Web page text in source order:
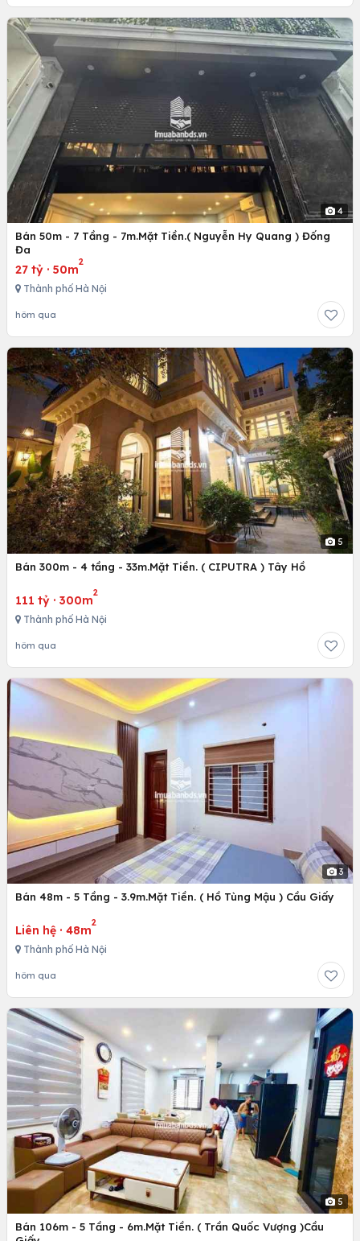
4
Bán 50m - 7 Tầng - 7m.Mặt Tiền.( Nguyễn Hy Quang ) Đống
Đa
27 tỷ · 50m
2
Thành phố Hà Nội
hôm qua
5
Bán 300m - 4 tầng - 33m.Mặt Tiền. ( CIPUTRA ) Tây Hồ
111 tỷ · 300m
2
Thành phố Hà Nội
hôm qua
3
Bán 48m - 5 Tầng - 3.9m.Mặt Tiền. ( Hồ Tùng Mậu ) Cầu Giấy
Liên hệ · 48m
2
Thành phố Hà Nội
hôm qua
5
Bán 106m - 5 Tầng - 6m.Mặt Tiền. ( Trần Quốc Vượng )Cầu